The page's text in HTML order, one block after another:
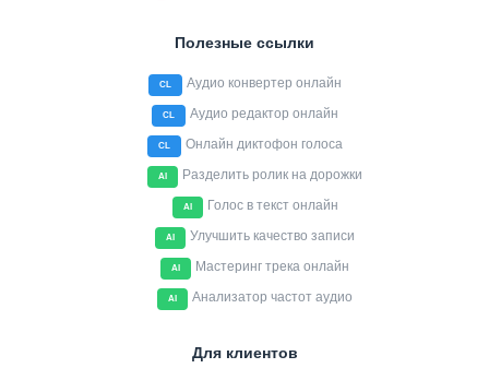
Полезные ссылки
CL Аудио конвертер онлайн
CL Аудио редактор онлайн
CL Онлайн диктофон голоса
AI Разделить ролик на дорожки
AI Голос в текст онлайн
AI Улучшить качество записи
AI Мастеринг трека онлайн
AI Анализатор частот аудио
Для клиентов